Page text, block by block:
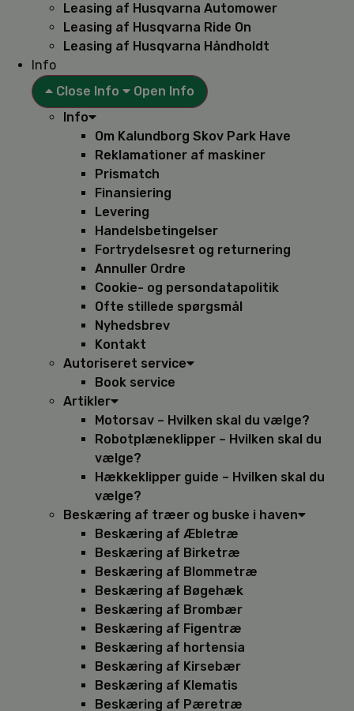
Leasing af Husqvarna Automower
Leasing af Husqvarna Ride On
Leasing af Husqvarna Håndholdt
Info
Close Info
Open Info
Info
Om Kalundborg Skov Park Have
Reklamationer af maskiner
Prismatch
Finansiering
Levering
Handelsbetingelser
Fortrydelsesret og returnering
Annuller Ordre
Cookie- og persondatapolitik
Ofte stillede spørgsmål
Nyhedsbrev
Kontakt
Autoriseret service
Book service
Artikler
Motorsav – Hvilken skal du vælge?
Robotplæneklipper – Hvilken skal du
vælge?
Hækkeklipper guide – Hvilken skal du
vælge?
Beskæring af træer og buske i haven
Beskæring af Æbletræ
Beskæring af Birketræ
Beskæring af Blommetræ
Beskæring af Bøgehæk
Beskæring af Brombær
Beskæring af Figentræ
Beskæring af hortensia
Beskæring af Kirsebær
Beskæring af Klematis
Beskæring af Pæretræ